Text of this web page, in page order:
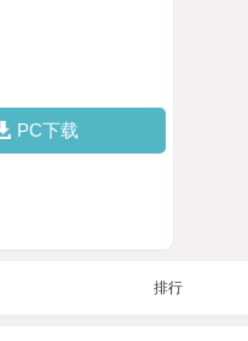
PC下载
排行